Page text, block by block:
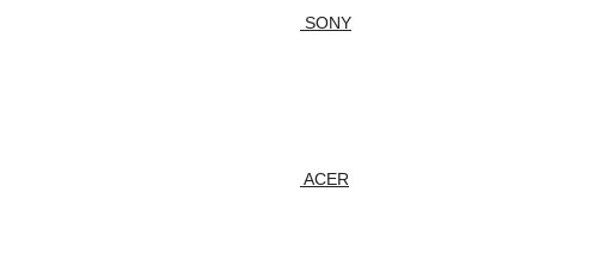
SONY
ACER